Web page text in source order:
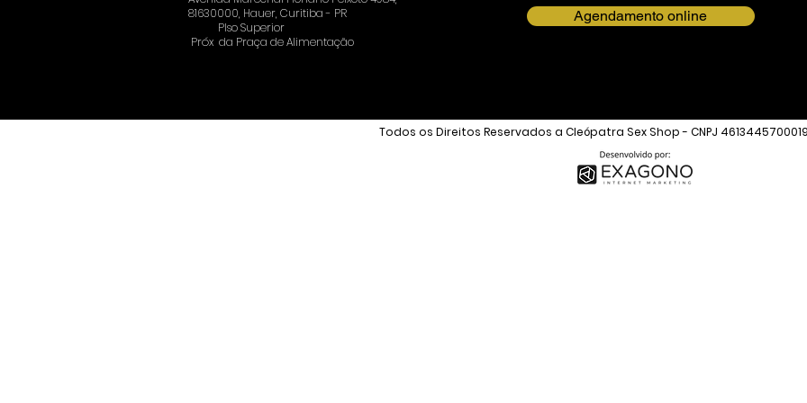
81630000, Hauer, Curitiba - PR
PIso Superior
Próx da Praça de Alimentação
Agendamento online
Todos os Direitos Reservados a Cleópatra Sex Shop - CNPJ